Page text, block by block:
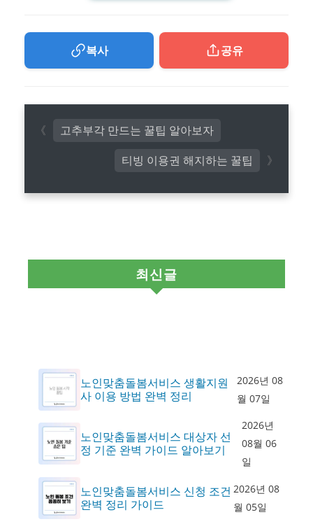
복사 공유
티빙 이용권 해지하는 꿀팁
고추부각 만드는 꿀팁 알아보자
최신글
노인맞춤돌봄서비스 생활지원
사 이용 방법 완벽 정리
2026년 08
월 07일
노인맞춤돌봄서비스 대상자 선
정 기준 완벽 가이드 알아보기
2026년
08월 06
일
노인맞춤돌봄서비스 신청 조건
완벽 정리 가이드
2026년 08
월 05일